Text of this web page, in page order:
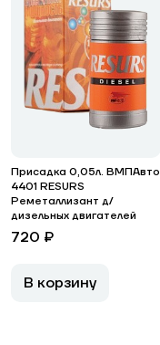
Присадка 0,05л. ВМПАвто
4401 RESURS
Реметаллизант д/
дизельных двигателей
720 ₽
В корзину